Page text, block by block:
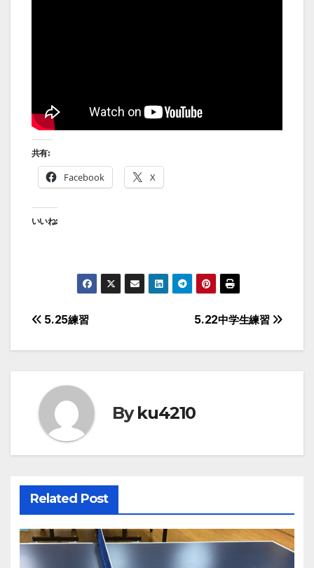
共有:
Facebook X
いいね:
投
稿
ビ
ゲ
シ
ョ
ン
5.22中学生練習
5.25練習
Byku4210
Related Post